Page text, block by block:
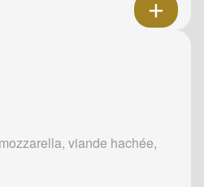
viande hachée,